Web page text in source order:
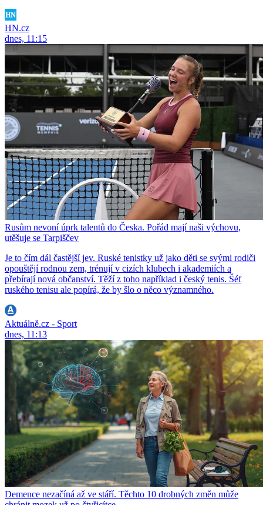
HN.cz
dnes, 11:15
Rusům nevoní úprk talentů do Česka. Pořád mají naši výchovu,
utěšuje se Tarpiščev
Je to čím dál častější jev. Ruské tenistky už jako děti se svými rodiči
opouštějí rodnou zem, trénují v cizích klubech i akademiích a
přebírají nová občanství. Těží z toho například i český tenis. Šéf
ruského tenisu ale popírá, že by šlo o něco významného.
Aktuálně.cz - Sport
dnes, 11:13
Demence nezačíná až ve stáří. Těchto 10 drobných změn může